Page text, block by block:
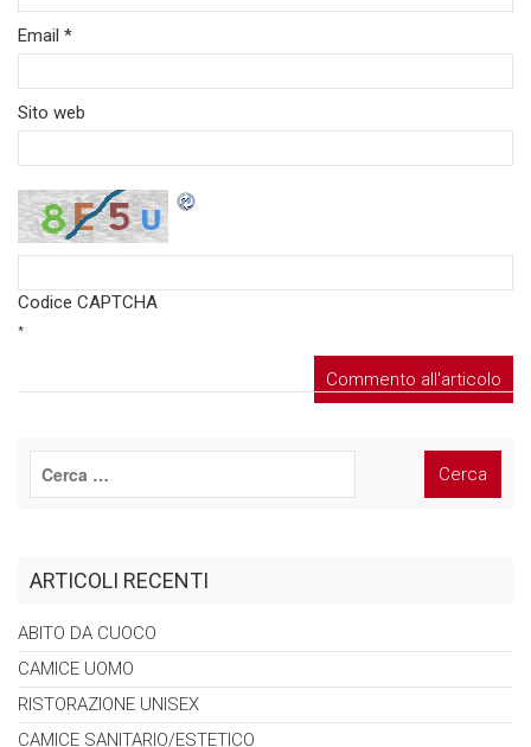
Email *
Sito web
Codice CAPTCHA
*
ARTICOLI RECENTI
ABITO DA CUOCO
CAMICE UOMO
RISTORAZIONE UNISEX
CAMICE SANITARIO/ESTETICO